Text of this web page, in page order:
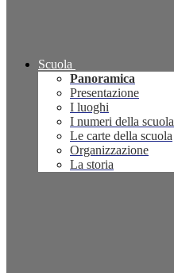
Scuola
Panoramica
Presentazione
I luoghi
I numeri della scuola
Le carte della scuola
Organizzazione
La storia